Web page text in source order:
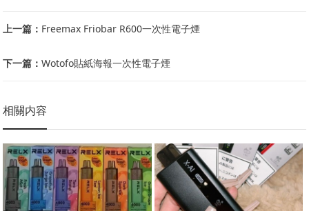
上一篇： Freemax Friobar R600一次性電子煙
下一篇：Wotofo貼紙海報一次性電子煙
相關内容